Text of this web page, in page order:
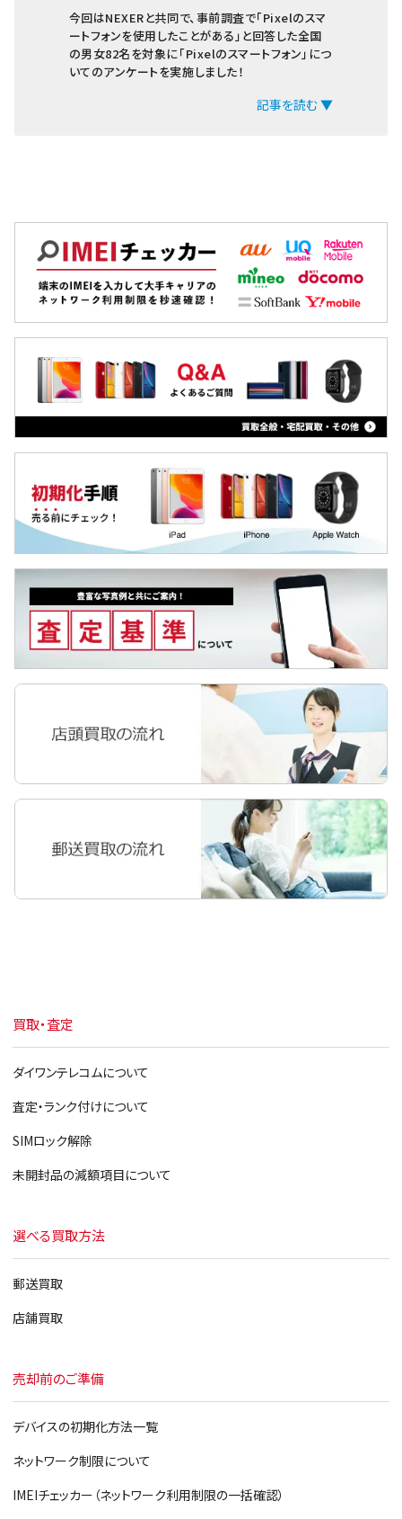
今回はNEXERと共同で、事前調査で「Pixelのスマ
ートフォンを使用したことがある」と回答した全国
の男女82名を対象に「Pixelのスマートフォン」につ
いてのアンケートを実施しました！
記事を読む ▼
買取・査定
ダイワンテレコムについて
査定・ランク付けについて
SIMロック解除
未開封品の減額項目について
選べる買取方法
郵送買取
店舗買取
売却前のご準備
デバイスの初期化方法一覧
ネットワーク制限について
IMEIチェッカー（ネットワーク利用制限の一括確認）